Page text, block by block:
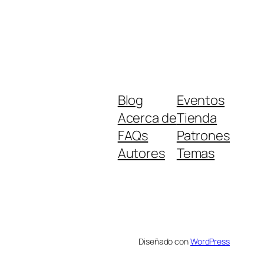
Blog
Acerca de
FAQs
Autores
Eventos
Tienda
Patrones
Temas
Diseñado conWordPress